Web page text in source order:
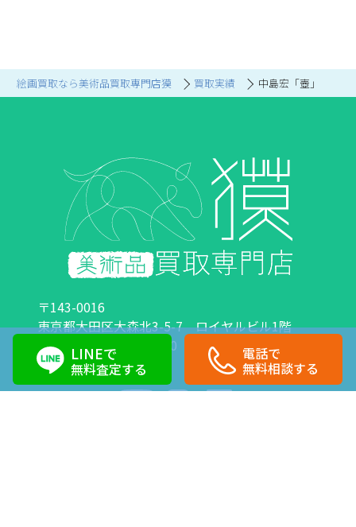
LINEで
無料査定する
電話で
無料相談する
絵画買取なら美術品買取専門店獏 買取実績 中島宏「壺」
〒143-0016
東京都大田区大森北3-5-7 ロイヤルビル1階
営業時間：10:00～18:00 定休日：日曜日・祝日
0120-89-0007 03-6423-1033